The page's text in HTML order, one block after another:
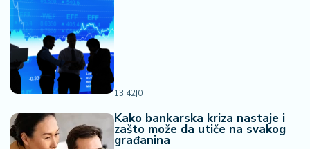
13:42|0
Kako bankarska kriza nastaje i
zašto može da utiče na svakog
građanina